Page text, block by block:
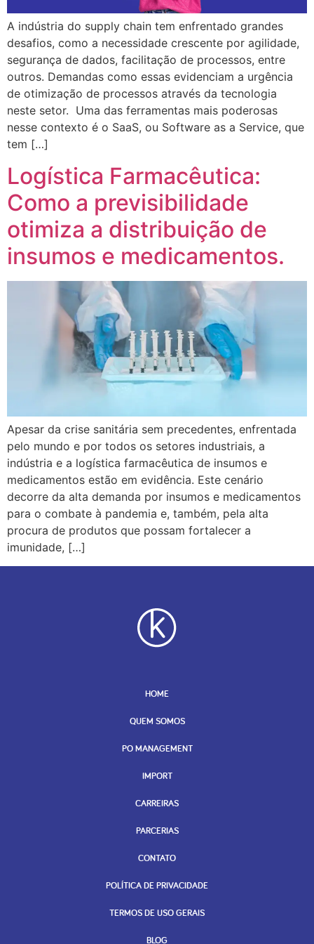
A indústria do supply chain tem enfrentado grandes
desafios, como a necessidade crescente por agilidade,
segurança de dados, facilitação de processos, entre
outros. Demandas como essas evidenciam a urgência
de otimização de processos através da tecnologia
neste setor. Uma das ferramentas mais poderosas
nesse contexto é o SaaS, ou Software as a Service, que
tem […]
Logística Farmacêutica:
Como a previsibilidade
otimiza a distribuição de
insumos e medicamentos.
Apesar da crise sanitária sem precedentes, enfrentada
pelo mundo e por todos os setores industriais, a
indústria e a logística farmacêutica de insumos e
medicamentos estão em evidência. Este cenário
decorre da alta demanda por insumos e medicamentos
para o combate à pandemia e, também, pela alta
procura de produtos que possam fortalecer a
imunidade, […]
HOME
QUEM SOMOS
PO MANAGEMENT
IMPORT
CARREIRAS
PARCERIAS
CONTATO
POLÍTICA DE PRIVACIDADE
TERMOS DE USO GERAIS
BLOG